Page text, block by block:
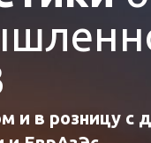
и в розницу с